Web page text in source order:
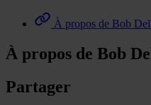
À propos de Bob
À propos de Bob
Partager